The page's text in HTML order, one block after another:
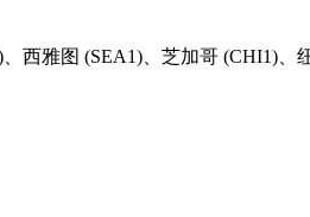
西雅图 (SEA1)、芝加哥 (CHI1)、